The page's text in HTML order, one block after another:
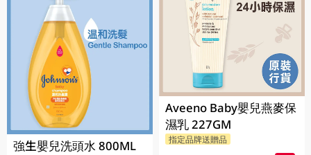
強生嬰兒洗頭水 800ML
Aveeno Baby嬰兒燕麥保
濕乳 227GM
指定品牌送贈品